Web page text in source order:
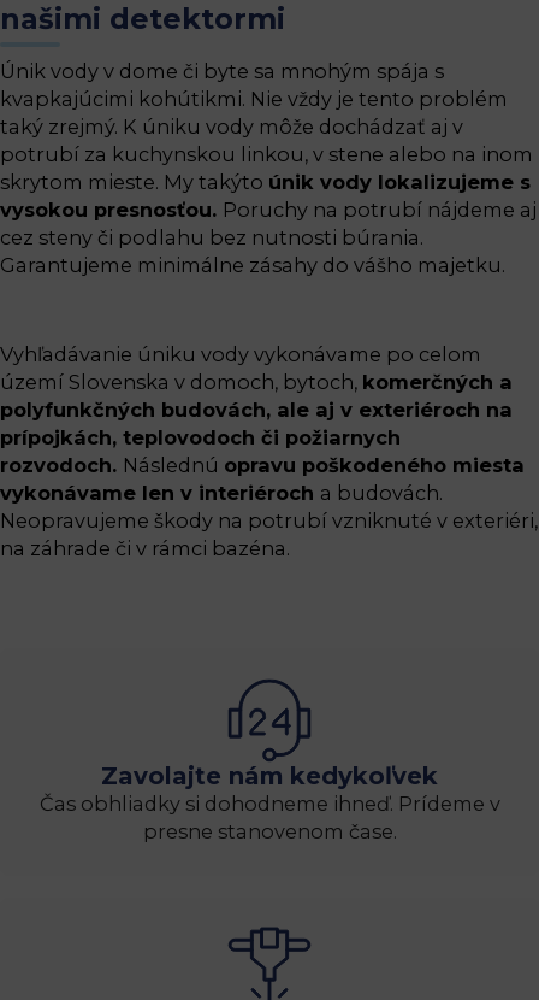
našimi detektormi
Únik vody v dome či byte sa mnohým spája s
kvapkajúcimi kohútikmi. Nie vždy je tento problém
taký zrejmý. K úniku vody môže dochádzať aj v
potrubí za kuchynskou linkou, v stene alebo na inom
skrytom mieste. My takýto únik vody lokalizujeme s
vysokou presnosťou. Poruchy na potrubí nájdeme aj
cez steny či podlahu bez nutnosti búrania.
Garantujeme minimálne zásahy do vášho majetku.
Vyhľadávanie úniku vody vykonávame po celom
území Slovenska v domoch, bytoch, komerčných a
polyfunkčných budovách, ale aj v exteriéroch na
prípojkách, teplovodoch či požiarnych
rozvodoch. Následnú opravu poškodeného miesta
vykonávame len v interiéroch a budovách.
Neopravujeme škody na potrubí vzniknuté v exteriéri,
na záhrade či v rámci bazéna.
Zavolajte nám kedykoľvek
Čas obhliadky si dohodneme ihneď. Prídeme v
presne stanovenom čase.